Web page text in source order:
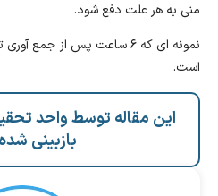
منی به هر علت دفع شود.
نمونه ای که ۶ ساعت پس از
است.
این مقاله توسط واحد
بازبینی